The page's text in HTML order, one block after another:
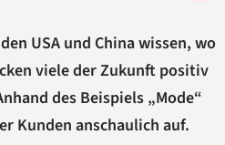
USA und China wissen, wo
viele der Zukunft positiv
des Beispiels „Mode“
Kunden anschaulich auf.